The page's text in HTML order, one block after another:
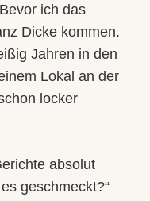
ich das
Dicke kommen.
Jahren in den
Lokal an der
locker
absolut
geschmeckt?“